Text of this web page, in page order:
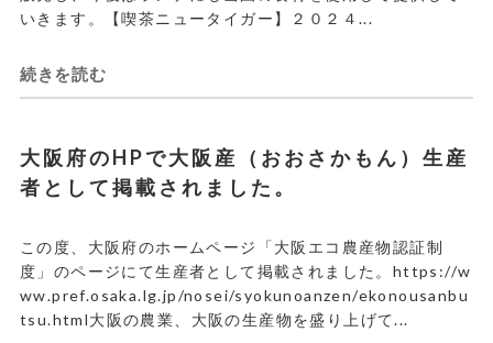
いきます。【喫茶ニュータイガー】２０２４...
続きを読む
大阪府のHPで大阪産（おおさかもん）生産
者として掲載されました。
この度、大阪府のホームページ「大阪エコ農産物認証制
度」のページにて生産者として掲載されました。https://w
ww.pref.osaka.lg.jp/nosei/syokunoanzen/ekonousanbu
tsu.html大阪の農業、大阪の生産物を盛り上げて...